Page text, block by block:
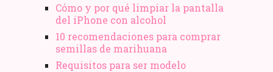
Cómo y por qué limpiar la pantalla
del iPhone con alcohol
10 recomendaciones para comprar
semillas de marihuana
Requisitos para ser modelo